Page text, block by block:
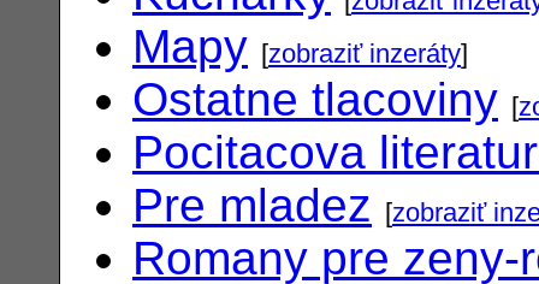
Mapy [zobraziť inzeráty]
Ostatne tlacoviny [
Pocitacova
Pre mladez
[zobraziť
Romany pre